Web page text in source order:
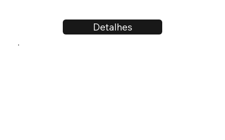
Detalhes